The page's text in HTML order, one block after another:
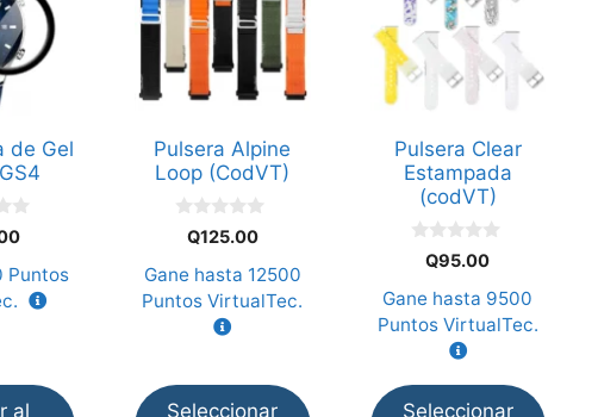
de Gel
Puntos
al
Pulsera Alpine
Loop (CodVT)
5
Q125.00
Gane hasta 12500
Puntos VirtualTec.
Seleccionar
tiene
múltiples
variantes.
Las
se
pueden
la
página
Pulsera Clear
Estampada
(codVT)
5
Q95.00
Gane hasta 9500
Puntos VirtualTec.
Seleccionar
tiene
múltiples
variantes.
Las
pueden
elegir
página